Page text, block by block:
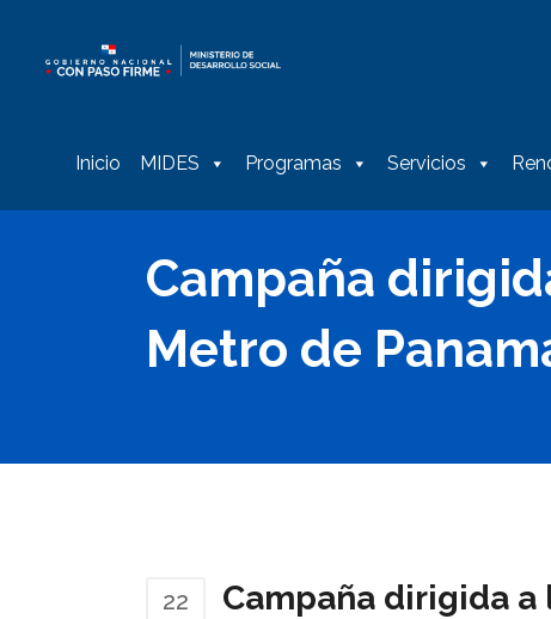
Inicio MIDES Programas Servicios
Campaña
Metro de
22 Campaña dirigida a